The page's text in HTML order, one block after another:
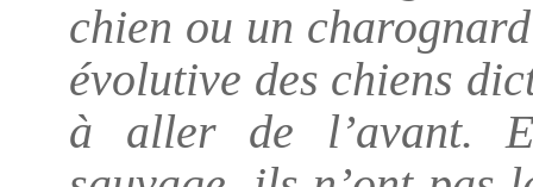
chien ou un
évolutive des chiens
à aller de l’avant.